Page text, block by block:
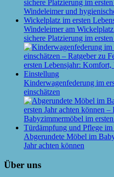
Windeleimer am
sichere Platzierung im
Kinderwagenfederung im
einschätzen
Abgerundete Möbel im
Jahr achten können
Über uns